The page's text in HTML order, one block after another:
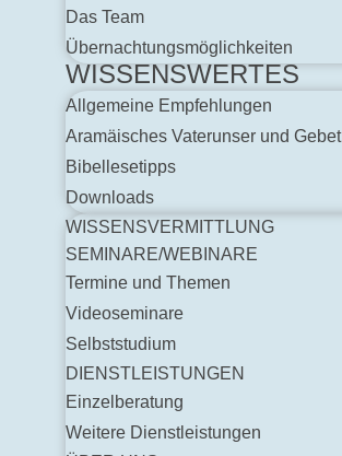
Das Team
Übernachtungsmöglichkeiten
WISSENSWERTES
Allgemeine Empfehlungen
Aramäisches Vaterunser und Gebet
Bibellesetipps
Downloads
WISSENSVERMITTLUNG
SEMINARE/WEBINARE
Termine und Themen
Videoseminare
Selbststudium
DIENSTLEISTUNGEN
Einzelberatung
Weitere Dienstleistungen